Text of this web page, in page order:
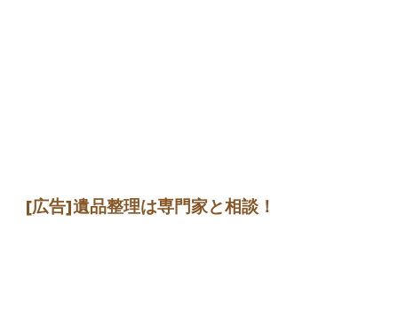
[広告]遺品整理は専門家と相談！